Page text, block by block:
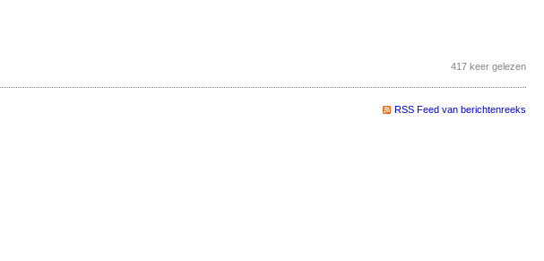
417 keer gelezen
RSS Feed van berichtenreeks